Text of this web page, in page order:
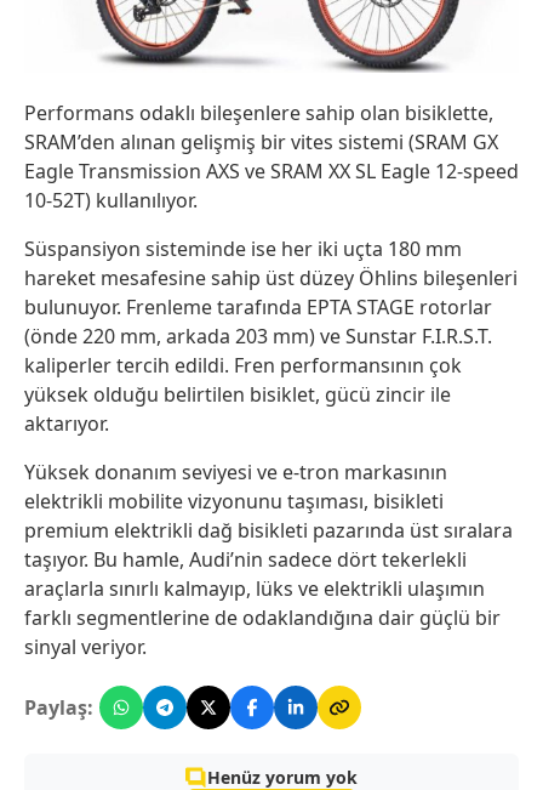
Performans odaklı bileşenlere sahip olan bisiklette,
SRAM’den alınan gelişmiş bir vites sistemi (SRAM GX
Eagle Transmission AXS ve SRAM XX SL Eagle 12-speed
10-52T) kullanılıyor.
Süspansiyon sisteminde ise her iki uçta 180 mm
hareket mesafesine sahip üst düzey Öhlins bileşenleri
bulunuyor. Frenleme tarafında EPTA STAGE rotorlar
(önde 220 mm, arkada 203 mm) ve Sunstar F.I.R.S.T.
kaliperler tercih edildi. Fren performansının çok
yüksek olduğu belirtilen bisiklet, gücü zincir ile
aktarıyor.
Yüksek donanım seviyesi ve e-tron markasının
elektrikli mobilite vizyonunu taşıması, bisikleti
premium elektrikli dağ bisikleti pazarında üst sıralara
taşıyor. Bu hamle, Audi’nin sadece dört tekerlekli
araçlarla sınırlı kalmayıp, lüks ve elektrikli ulaşımın
farklı segmentlerine de odaklandığına dair güçlü bir
sinyal veriyor.
Paylaş:
Henüz yorum yok